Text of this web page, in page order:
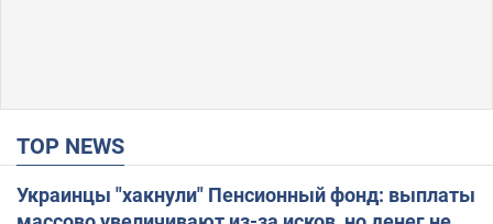
TOP NEWS
Украинцы "хакнули" Пенсионный фонд: выплаты